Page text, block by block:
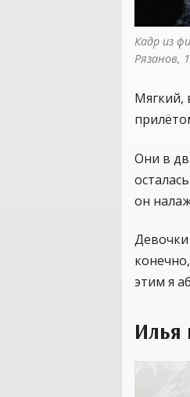
Кадр из
Рязанов,
Мягкий,
Они в
он
этим я
Илья